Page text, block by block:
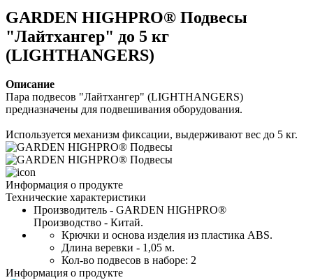
GARDEN HIGHPRO® Подвесы
"Лайтхангер" до 5 кг
(LIGHTHANGERS)
Описание
Пара подвесов "Лайтхангер" (LIGHTHANGERS)
предназначены для подвешивания оборудования.
Используется механизм фиксации, выдерживают вес до 5 кг.
Информация о продукте
Технические характеристики
Производитель - GARDEN HIGHPRO®
Производство - Китай.
Крючки и основа изделия из пластика ABS.
Длина веревки - 1,05 м.
Кол-во подвесов в наборе: 2
Информация о продукте